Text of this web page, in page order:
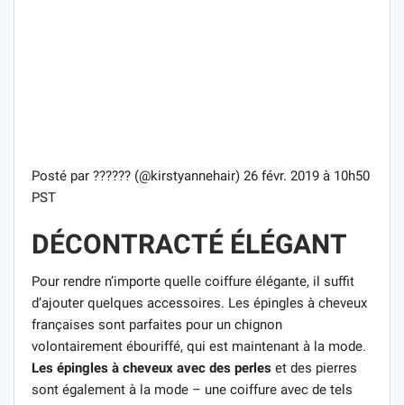
Posté par ?????? (@kirstyannehair) 26 févr. 2019 à 10h50
PST
DÉCONTRACTÉ ÉLÉGANT
Pour rendre n’importe quelle coiffure élégante, il suffit
d’ajouter quelques accessoires. Les épingles à cheveux
françaises sont parfaites pour un chignon
volontairement ébouriffé, qui est maintenant à la mode.
Les épingles à cheveux avec des perles et des pierres
sont également à la mode – une coiffure avec de tels